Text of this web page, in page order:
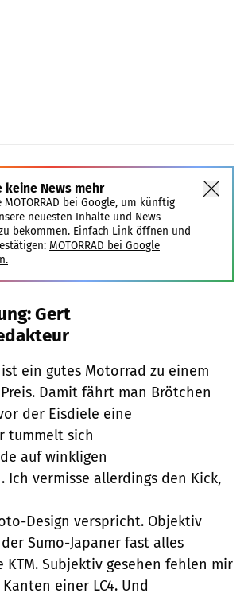
keine News mehr
MOTORRAD bei Google, um künftig
neuesten Inhalte und News
bekommen. Einfach Link öffnen und
MOTORRAD bei Google
Gert
ist ein gutes Motorrad zu einem
Damit fährt man Brötchen
der Eisdiele eine
tummelt sich
auf winkligen
Ich vermisse allerdings den Kick,
Design verspricht. Objektiv
Sumo-Japaner fast alles
KTM. Subjektiv gesehen fehlen mir
einer LC4. Und